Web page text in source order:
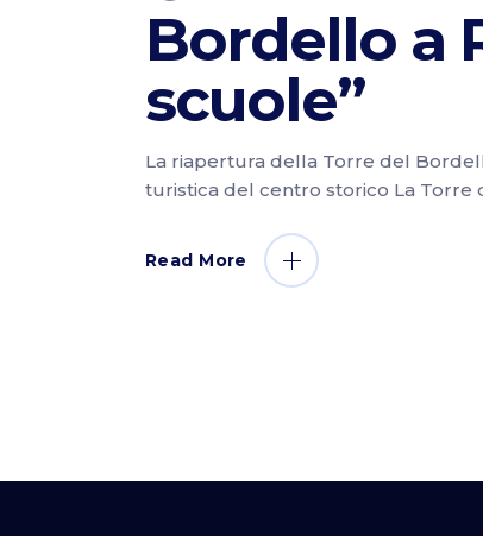
Bordello a
scuole”
La riapertura della Torre del
turistica del centro storico La
Read More